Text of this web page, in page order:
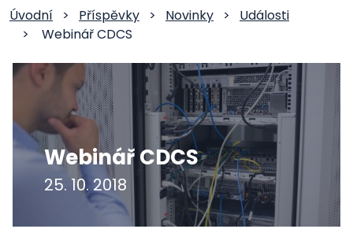
Úvodní > Příspěvky > Novinky >
Události
>
Webinář CDCS
Webinář CDCS
25. 10. 2018